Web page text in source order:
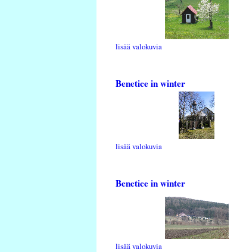
lisää valokuvia
Benetice in winter
lisää valokuvia
Benetice in winter
lisää valokuvia